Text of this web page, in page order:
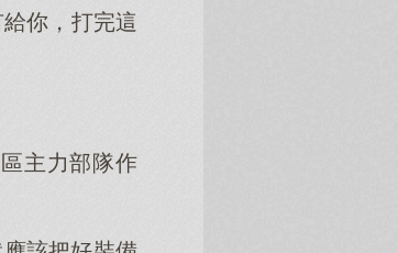
你，打完這
主力部隊作